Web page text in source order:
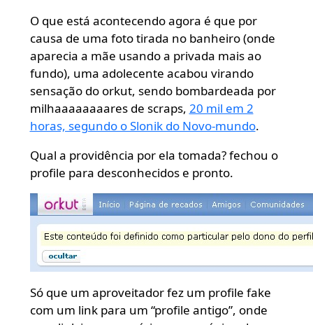
O que está acontecendo agora é que por
causa de uma foto tirada no banheiro (onde
aparecia a mãe usando a privada mais ao
fundo), uma adolecente acabou virando
sensação do orkut, sendo bombardeada por
milhaaaaaaaares de scraps, 20 mil em 2
horas, segundo o Slonik do Novo-mundo.
Qual a providência por ela tomada? fechou o
profile para desconhecidos e pronto.
Só que um aproveitador fez um profile fake
com um link para um “profile antigo”, onde